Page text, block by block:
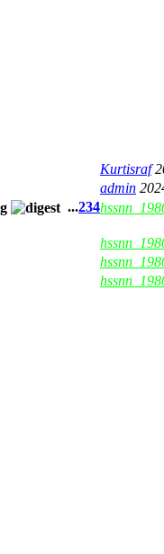
Kurtisraf
admin
...234